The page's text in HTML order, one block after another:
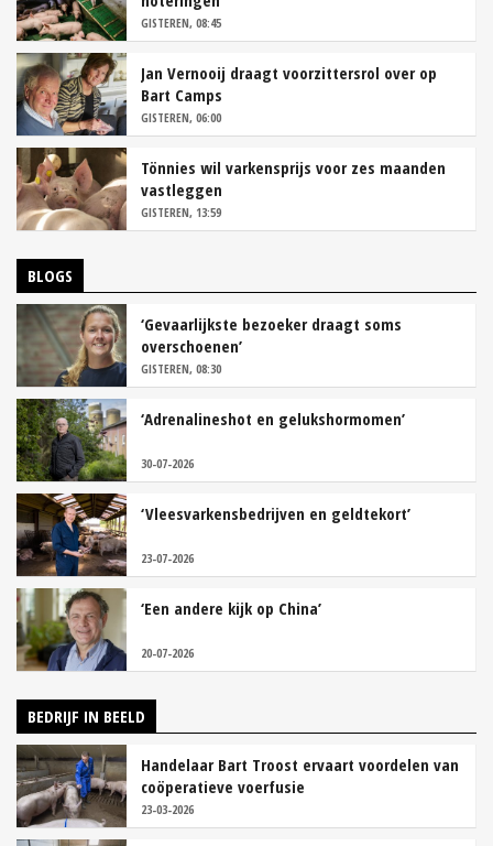
GISTEREN, 08:45
Jan Vernooij draagt voorzittersrol over op
Bart Camps
GISTEREN, 06:00
Tönnies wil varkensprijs voor zes maanden
vastleggen
GISTEREN, 13:59
BLOGS
‘Gevaarlijkste bezoeker draagt soms
overschoenen’
GISTEREN, 08:30
‘Adrenalineshot en gelukshormomen’
30-07-2026
‘Vleesvarkensbedrijven en geldtekort’
23-07-2026
‘Een andere kijk op China’
20-07-2026
BEDRIJF IN BEELD
Handelaar Bart Troost ervaart voordelen van
coöperatieve voerfusie
23-03-2026